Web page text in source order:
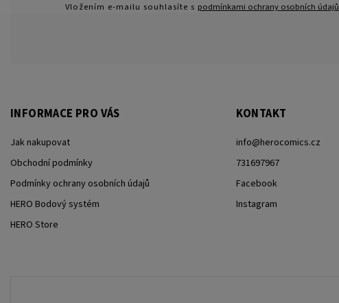
INFORMACE PRO VÁS
Jak nakupovat
Obchodní podmínky
Podmínky ochrany osobních údajů
HERO Bodový systém
HERO Store
KONTAKT
info@herocomics.cz
731697967
Facebook
Instagram
Vložením e-mailu souhlasíte s podmínkami ochrany osobních údajů